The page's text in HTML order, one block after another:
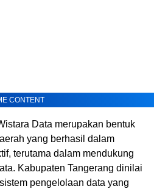
CONTENT
Data merupakan bentuk
yang berhasil dalam
terutama dalam mendukung
Kabupaten Tangerang dinilai
pengelolaan data yang